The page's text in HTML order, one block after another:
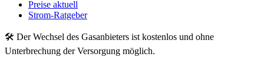
Preise aktuell
Strom-Ratgeber
🛠 Der Wechsel des Gasanbieters ist kostenlos und ohne
Unterbrechung der Versorgung möglich.